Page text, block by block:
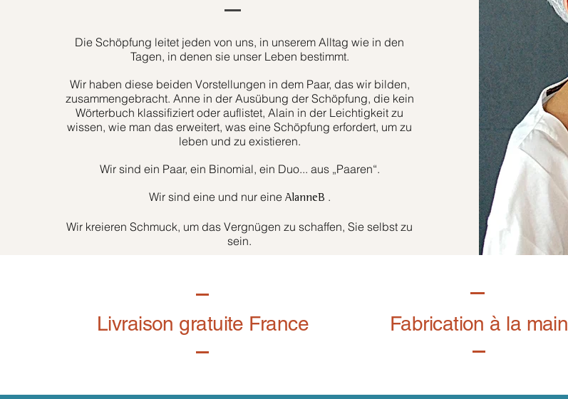
Die Schöpfung leitet jeden von uns, in unserem Alltag wie in den
Tagen, in denen sie unser Leben bestimmt.
Wir haben diese beiden Vorstellungen in dem Paar, das wir bilden,
zusammengebracht. Anne in der Ausübung der Schöpfung, die kein
Wörterbuch klassifiziert oder auflistet, Alain in der Leichtigkeit zu
wissen, wie man das erweitert, was eine Schöpfung erfordert, um zu
leben und zu existieren.
Wir sind ein Paar, ein Binomial, ein Duo... aus „Paaren“.
Wir sind eine und nur eine AlanneB .
Wir kreieren Schmuck, um das Vergnügen zu schaffen, Sie selbst zu
sein.
Livraison gratuite France Fabrication à la main